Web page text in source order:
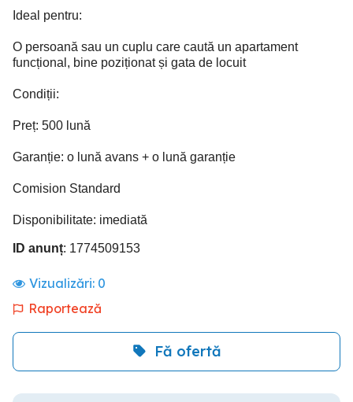
Ideal pentru:
O persoană sau un cuplu care caută un apartament
funcțional, bine poziționat și gata de locuit
Condiții:
Preț: 500 lună
Garanție: o lună avans + o lună garanție
Comision Standard
Disponibilitate: imediată
ID anunț: 1774509153
Vizualizări: 0
Raportează
Fă ofertă